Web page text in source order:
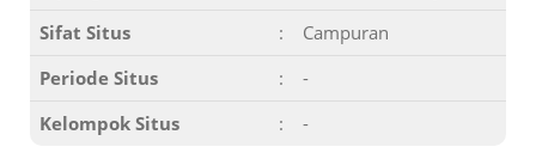
Sifat Situs
:
Campuran
Periode Situs
:
-
Kelompok Situs
: -